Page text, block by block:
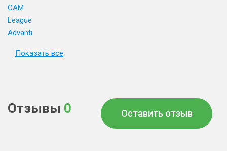
CAM
League
Advanti
Показать все
Отзывы 0 Оставить отзыв